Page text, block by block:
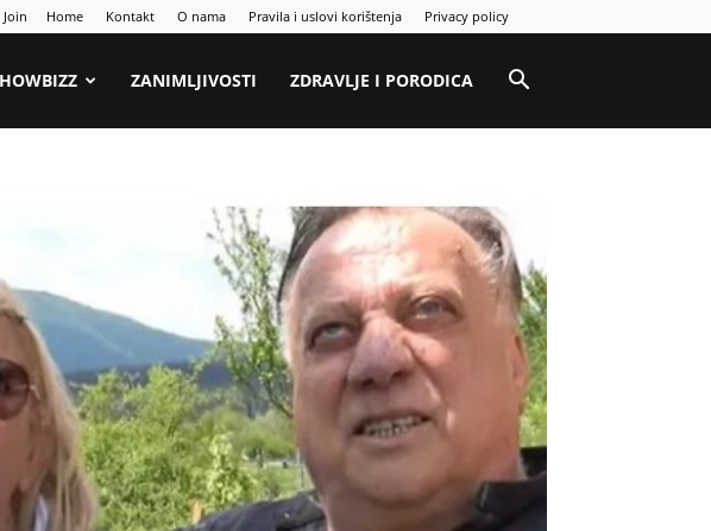
Home Kontakt O nama Pravila i uslovi korištenja Privacy policy
ZANIMLJIVOSTI ZDRAVLJE I PORODICA